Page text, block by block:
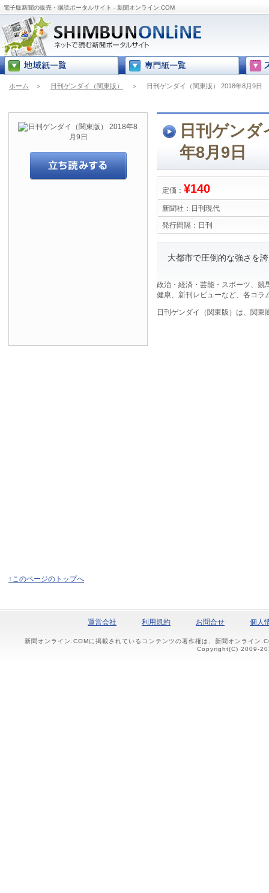
電子版新聞の販売・購読ポータルサイト - 新聞オンライン.COM
ホーム ＞ 日刊ゲンダイ（関東版） ＞ 日刊ゲンダイ（関東版） 2018年8月9日
日刊ゲン
年8月9日
定価： ¥140
新聞社： 日刊現代
発行間隔： 日刊
大都市で圧倒的な強さを
政治・経済・芸能・スポーツ、競
健康、新刊レビューなど、各コラ
日刊ゲンダイ（関東版）は、関
↑このページのトップへ
運営会社 利用規約 お問合せ 個人
新聞オンライン.COMに掲載されているコンテンツの著作権は、新聞オンライン
Copyright(C) 2009-